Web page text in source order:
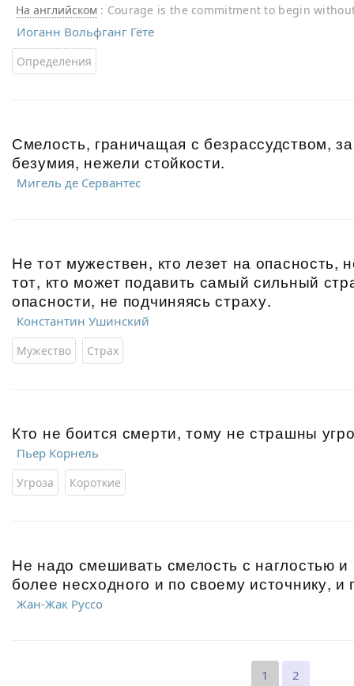
На английском : Courage is the commitment to begin
Иоганн Вольфганг Гёте
Определения
Смелость, граничащая с безрассудством,
безумия, нежели стойкости.
Мигель де Сервантес
Не тот мужествен, кто лезет на опасность,
тот, кто может подавить самый сильный
опасности, не подчиняясь страху.
Константин Ушинский
Мужество Страх
Кто не боится смерти, тому не страшны
Пьер Корнель
Угроза Короткие
Не надо смешивать смелость с наглостью и
более несходного и по своему источнику, и
Жан-Жак Руссо
1 2